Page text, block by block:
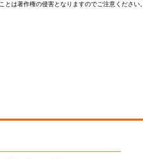
は著作権の侵害となりますのでご注意ください。